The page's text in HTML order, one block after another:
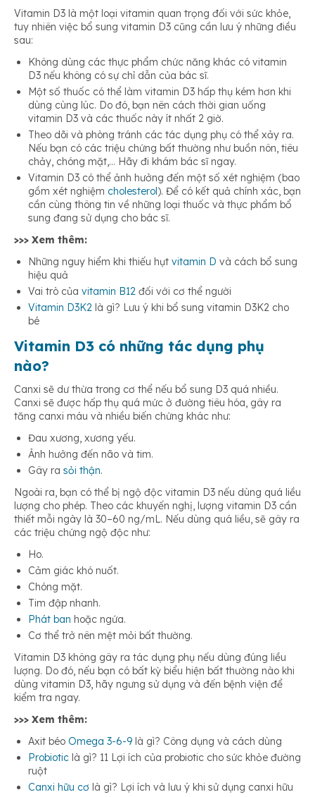
Vitamin D3 là một loại vitamin quan trọng đối với sức khỏe,
tuy nhiên việc bổ sung vitamin D3 cũng cần lưu ý những điều
sau:
Không dùng các thực phẩm chức năng khác có vitamin
D3 nếu không có sự chỉ dẫn của bác sĩ.
Một số thuốc có thể làm vitamin D3 hấp thụ kém hơn khi
dùng cùng lúc. Do đó, bạn nên cách thời gian uống
vitamin D3 và các thuốc này ít nhất 2 giờ.
Theo dõi và phòng tránh các tác dụng phụ có thể xảy ra.
Nếu bạn có các triệu chứng bất thường như buồn nôn, tiêu
chảy, chóng mặt,… Hãy đi khám bác sĩ ngay.
Vitamin D3 có thể ảnh hưởng đến một số xét nghiệm (bao
gồm xét nghiệm cholesterol ). Để có kết quả chính xác, bạn
cần cùng thông tin về những loại thuốc và thực phẩm bổ
sung đang sử dụng cho bác sĩ.
>>> Xem thêm:
Những nguy hiểm khi thiếu hụt vitamin D và cách bổ sung
hiệu quả
Vai trò của vitamin B12 đối với cơ thể người
Vitamin D3K2 là gì? Lưu ý khi bổ sung vitamin D3K2 cho
bé
Vitamin D3 có những tác dụng phụ
nào?
Canxi sẽ dư thừa trong cơ thể nếu bổ sung D3 quá nhiều.
Canxi sẽ được hấp thụ quá mức ở đường tiêu hóa, gây ra
tăng canxi máu và nhiều biến chứng khác như:
Đau xương, xương yếu.
Ảnh hưởng đến não và tim.
Gây ra sỏi thận.
Ngoài ra, bạn có thể bị ngộ độc vitamin D3 nếu dùng quá liều
lượng cho phép. Theo các khuyến nghị, lượng vitamin D3 cần
thiết mỗi ngày là 30–60 ng/mL. Nếu dùng quá liều, sẽ gây ra
các triệu chứng ngộ độc như:
Ho.
Cảm giác khó nuốt.
Chóng mặt.
Tim đập nhanh.
Phát ban hoặc ngứa.
Cơ thể trở nên mệt mỏi bất thường.
Vitamin D3 không gây ra tác dụng phụ nếu dùng đúng liều
lượng. Do đó, nếu bạn có bất kỳ biểu hiện bất thường nào khi
dùng vitamin D3, hãy ngưng sử dụng và đến bệnh viện để
kiểm tra ngay.
>>> Xem thêm:
Axit béo Omega 3-6-9 là gì? Công dụng và cách dùng
Probiotic là gì? 11 Lợi ích của probiotic cho sức khỏe đường
ruột
Canxi hữu cơ là gì? Lợi ích và lưu ý khi sử dụng canxi hữu